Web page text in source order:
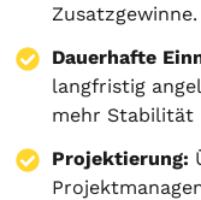
Zusatzgewinne.
Dauerhafte
langfristig
mehr Stabilität
Projektierung: